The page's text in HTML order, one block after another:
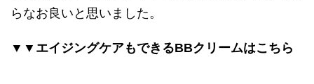
らなお良いと思いました。
▼▼エイジングケアもできるBBクリームはこちら